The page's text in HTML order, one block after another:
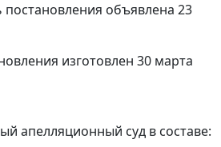
постановления объявлена 23
изготовлен 30 марта
апелляционный суд в составе: